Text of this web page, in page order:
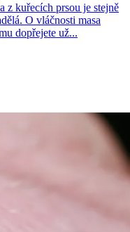
z kuřecích prsou je stejně
O vláčnosti masa
dopřejete už...